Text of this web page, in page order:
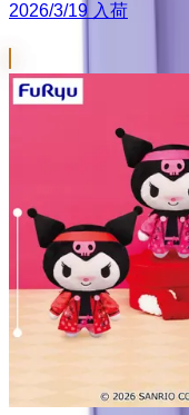
2026/3/19 入荷